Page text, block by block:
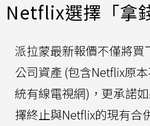
Netflix選擇「拿
派拉蒙最新報價不僅將買
公司資產 (包含Netflix原
統有線電視網)，更承諾
擇終止與Netflix的現有合